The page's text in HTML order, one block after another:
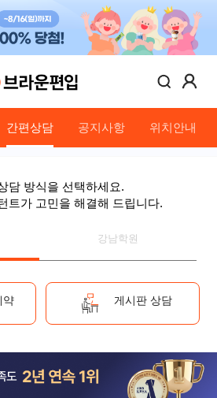
간편상담 공지사항 위치안내
담 방식을 선택하세요.
트가 고민을 해결해 드립니다.
강남학원
약 게시판 상담